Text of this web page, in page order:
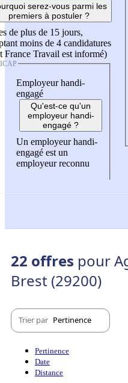
serez-vous parmi les
premiers à postuler ?
de plus de 15 jours,
moins de 4 candidatures
France Travail est informé)
Employeur handi-
engagé
Qu'est-ce qu'un
employeur handi-
engagé ?
Un employeur handi-
engagé est un
employeur reconnu
22 offres pour
Brest (29200)
Trier par Pertinence
Pertinence
Date
Distance